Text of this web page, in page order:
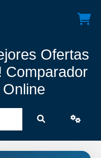
Ofertas
Comparador